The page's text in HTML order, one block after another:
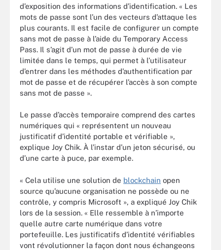
d’exposition des informations d’identification. « Les
mots de passe sont l’un des vecteurs d’attaque les
plus courants. Il est facile de configurer un compte
sans mot de passe à l’aide du Temporary Access
Pass. Il s’agit d’un mot de passe à durée de vie
limitée dans le temps, qui permet à l’utilisateur
d’entrer dans les méthodes d’authentification par
mot de passe et de récupérer l’accès à son compte
sans mot de passe ».
Le passe d’accès temporaire comprend des cartes
numériques qui « représentent un nouveau
justificatif d’identité portable et vérifiable »,
explique Joy Chik. À l’instar d’un jeton sécurisé, ou
d’une carte à puce, par exemple.
« Cela utilise une solution de blockchain open
source qu’aucune organisation ne possède ou ne
contrôle, y compris Microsoft », a expliqué Joy Chik
lors de la session. « Elle ressemble à n’importe
quelle autre carte numérique dans votre
portefeuille. Les justificatifs d’identité vérifiables
vont révolutionner la façon dont nous échangeons